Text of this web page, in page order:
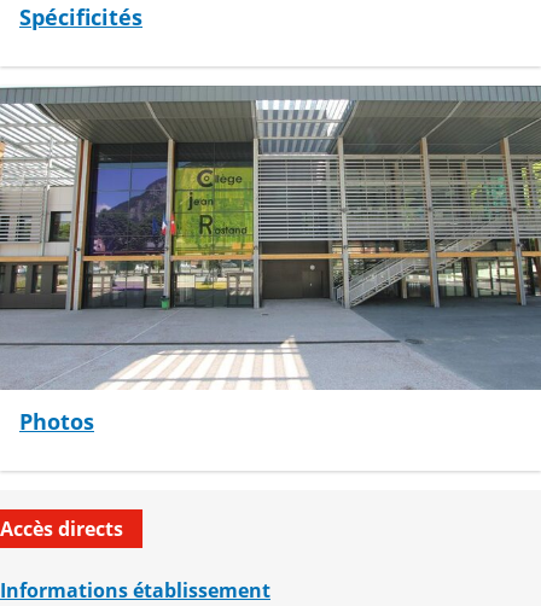
Spécificités
Photos
Accès directs
Informations établissement